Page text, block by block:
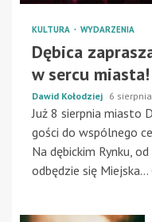
KULTURA WYDARZENIA
Dębica
w sercu miasta!
Dawid Kołodziej 6
Już 8 sierpnia miasto
gości do wspólnego
Na dębickim Rynku,
odbędzie się Miejska...